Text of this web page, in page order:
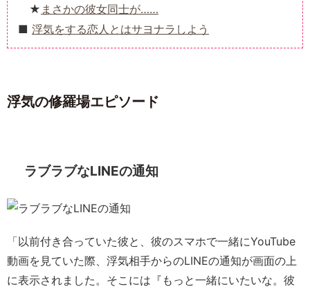
まさかの彼女同士が……
浮気をする恋人とはサヨナラしよう
浮気の修羅場エピソード
ラブラブなLINEの通知
「以前付き合っていた彼と、彼のスマホで一緒にYouTube
動画を見ていた際、浮気相手からのLINEの通知が画面の上
に表示されました。そこには『もっと一緒にいたいな。彼